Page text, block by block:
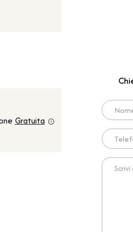
Gratuita
Nome e
Telefono
Scrivi qui